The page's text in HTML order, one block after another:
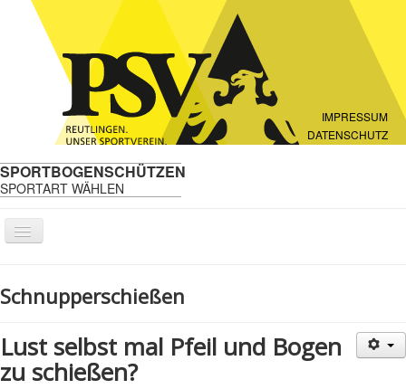
IMPRESSUM
DATENSCHUTZ
SPORTBOGENSCHÜTZEN
SPORTART WÄHLEN
Navigation
an/aus
Neuigkeiten
Schnupperschießen
Regeln
Schnupperschießen
Lust selbst mal Pfeil und Bogen
zu schießen?